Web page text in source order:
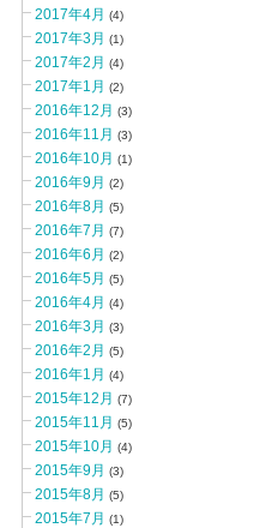
2017年4月 (4)
2017年3月 (1)
2017年2月 (4)
2017年1月 (2)
2016年12月 (3)
2016年11月 (3)
2016年10月 (1)
2016年9月 (2)
2016年8月 (5)
2016年7月 (7)
2016年6月 (2)
2016年5月 (5)
2016年4月 (4)
2016年3月 (3)
2016年2月 (5)
2016年1月 (4)
2015年12月 (7)
2015年11月 (5)
2015年10月 (4)
2015年9月 (3)
2015年8月 (5)
2015年7月 (1)